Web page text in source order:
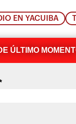
EN YACUIBA
ÚLTIMO